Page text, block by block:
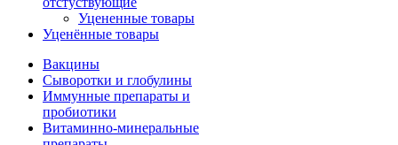
Уцененные товары
Уценённые товары
Вакцины
Сыворотки и глобулины
Иммунные препараты и
пробиотики
Витаминно-минеральные